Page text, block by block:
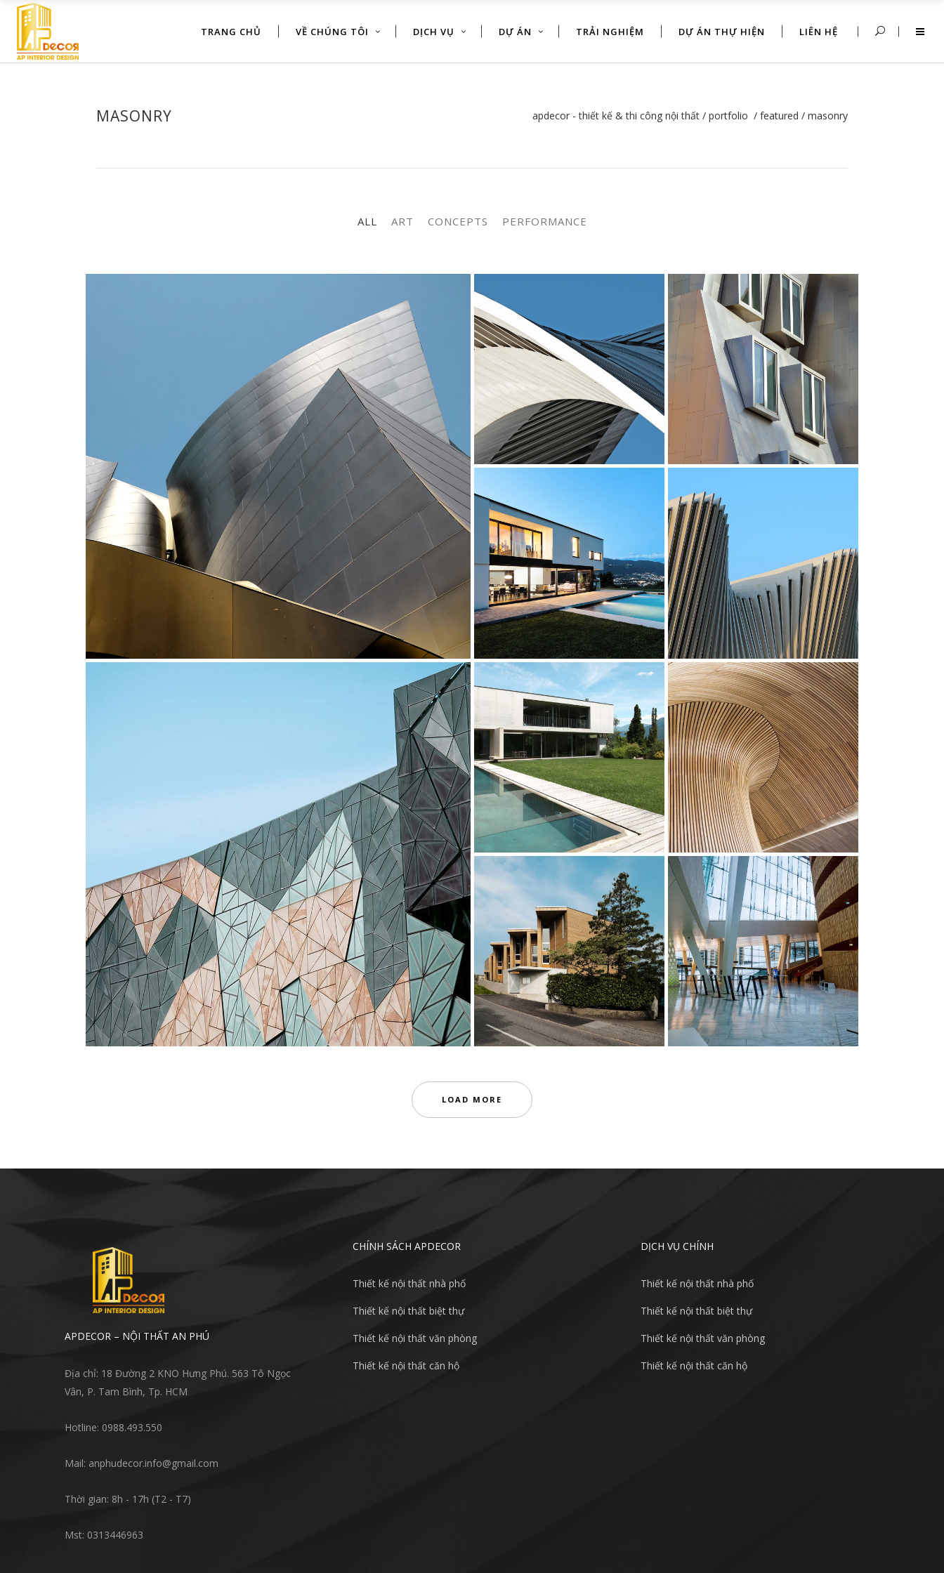
TRANG CHỦ VỀ CHÚNG TÔI DỊCH VỤ DỰ ÁN TRẢI NGHIỆM DỰ ÁN THỰ HIỆN LIÊN HỆ
MASONRY apdecor - thiết kế & thi công nội thất / portfolio / featured / masonry
ALL ART CONCEPTS PERFORMANCE
LOAD MORE
APDECOR – NỘI THẤT AN PHÚ
Địa chỉ: 18 Đường 2 KNO Hưng Phú. 563 Tô Ngọc
Vân, P. Tam Bình, Tp. HCM
Hotline: 0988.493.550
Mail: anphudecor.info@gmail.com
Thời gian: 8h - 17h (T2 - T7)
Mst: 0313446963
CHÍNH SÁCH APDECOR
Thiết kế nội thất nhà phố
Thiết kế nội thất biệt thự
Thiết kế nội thất văn phòng
Thiết kế nội thất căn hộ
DỊCH VỤ CHÍNH
Thiết kế nội thất nhà phố
Thiết kế nội thất biệt thự
Thiết kế nội thất văn phòng
Thiết kế nội thất căn hộ